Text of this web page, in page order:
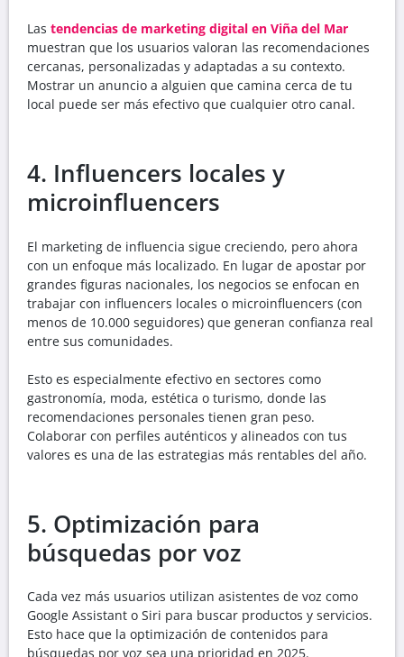
Las tendencias de marketing digital en Viña del Mar
muestran que los usuarios valoran las recomendaciones
cercanas, personalizadas y adaptadas a su contexto.
Mostrar un anuncio a alguien que camina cerca de tu
local puede ser más efectivo que cualquier otro canal.
4. Influencers locales y
microinfluencers
El marketing de influencia sigue creciendo, pero ahora
con un enfoque más localizado. En lugar de apostar por
grandes figuras nacionales, los negocios se enfocan en
trabajar con influencers locales o microinfluencers (con
menos de 10.000 seguidores) que generan confianza real
entre sus comunidades.
Esto es especialmente efectivo en sectores como
gastronomía, moda, estética o turismo, donde las
recomendaciones personales tienen gran peso.
Colaborar con perfiles auténticos y alineados con tus
valores es una de las estrategias más rentables del año.
5. Optimización para
búsquedas por voz
Cada vez más usuarios utilizan asistentes de voz como
Google Assistant o Siri para buscar productos y servicios.
Esto hace que la optimización de contenidos para
búsquedas por voz sea una prioridad en 2025.